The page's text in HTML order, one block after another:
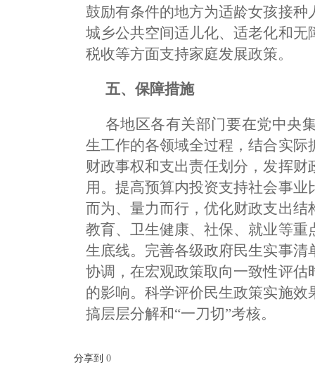
鼓励有条件的地方为适龄女孩接
城乡公共空间适儿化、适老化和
税收等方面支持家庭发展政策。
五、保障措施
各地区各有关部门要在党中央
生工作的各领域全过程，结合实
财政事权和支出责任划分，发挥
用。提高预算内投资支持社会事
而为、量力而行，优化财政支出
教育、卫生健康、社保、就业等
生底线。完善各级政府民生实事
协调，在宏观政策取向一致性评
的影响。科学评价民生政策实施
搞层层分解和“一刀切”考核。
分享到 0